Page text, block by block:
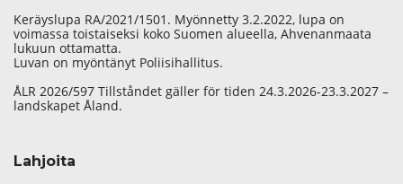
Keräyslupa RA/2021/1501. Myönnetty 3.2.2022, lupa on
voimassa toistaiseksi koko Suomen alueella, Ahvenanmaata
lukuun ottamatta.
Luvan on myöntänyt Poliisihallitus.
ÅLR 2026/597 Tillståndet gäller för tiden 24.3.2026-23.3.2027 –
landskapet Åland.
Lahjoita